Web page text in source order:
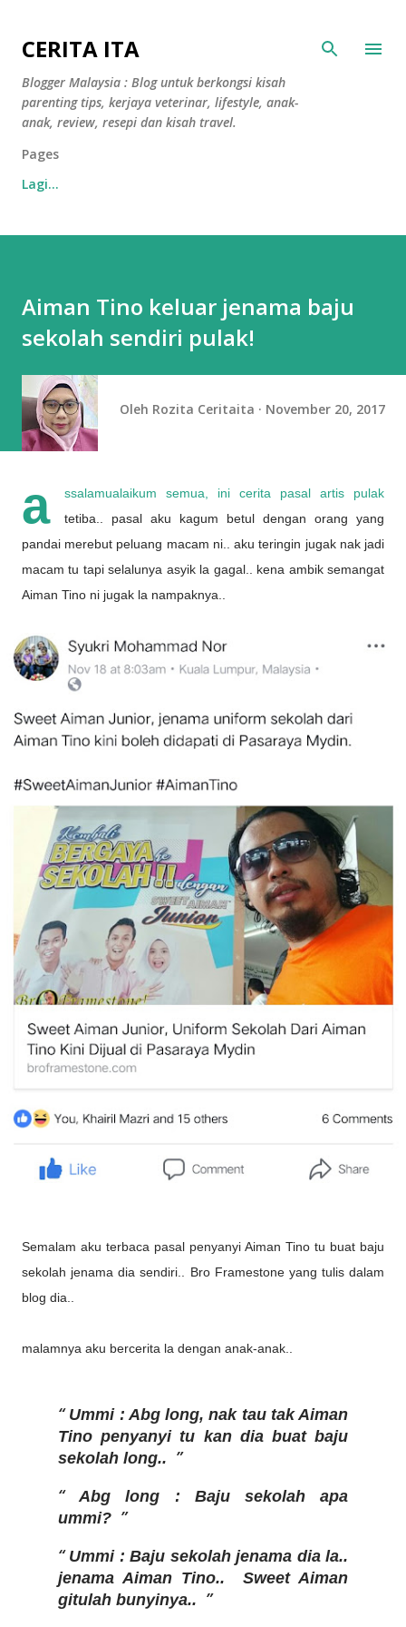
CERITA ITA
Blogger Malaysia : Blog untuk berkongsi kisah
parenting tips, kerjaya veterinar, lifestyle, anak-
anak, review, resepi dan kisah travel.
Pages
Lagi…
Aiman Tino keluar jenama baju
sekolah sendiri pulak!
Oleh Rozita Ceritaita November 20, 2017
a
ssalamualaikum semua, ini cerita pasal artis pulak
tetiba.. pasal aku kagum betul dengan orang yang
pandai merebut peluang macam ni.. aku teringin jugak nak jadi
macam tu tapi selalunya asyik la gagal.. kena ambik semangat
Aiman Tino ni jugak la nampaknya..
Semalam aku terbaca pasal penyanyi Aiman Tino tu buat baju
sekolah jenama dia sendiri.. Bro Framestone yang tulis dalam
blog dia..
malamnya aku bercerita la dengan anak-anak..
Ummi : Abg long, nak tau tak Aiman
Tino penyanyi tu kan dia buat baju
sekolah long..
Abg long : Baju sekolah apa
ummi?
Ummi : Baju sekolah jenama dia la..
jenama Aiman Tino.. Sweet Aiman
gitulah bunyinya..